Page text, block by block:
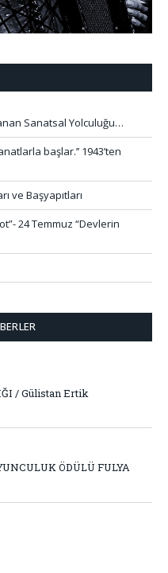
Sanatsal Yolculuğu…
başlar.’’ 1943’ten
ve Başyapıtları
24 Temmuz “Devlerin
/ Gülistan Ertik
ÖDÜLÜ FULYA